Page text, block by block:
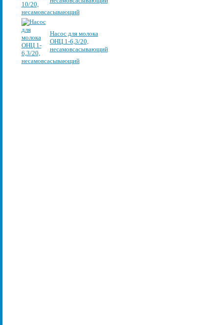
Насос для молока
ОНЦ 1-6,3/20,
несамовсасывающий